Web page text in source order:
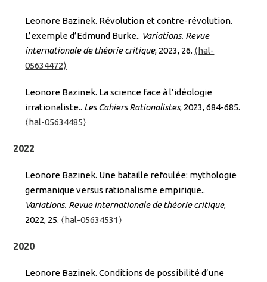
Leonore Bazinek. Révolution et contre-révolution.
L’exemple d’Edmund Burke.. Variations. Revue
internationale de théorie critique, 2023, 26. ⟨hal-
05634472⟩
Leonore Bazinek. La science face à l’idéologie
irrationaliste.. Les Cahiers Rationalistes, 2023, 684-685.
⟨hal-05634485⟩
2022
Leonore Bazinek. Une bataille refoulée: mythologie
germanique versus rationalisme empirique..
Variations. Revue internationale de théorie critique,
2022, 25. ⟨hal-05634531⟩
2020
Leonore Bazinek. Conditions de possibilité d’une